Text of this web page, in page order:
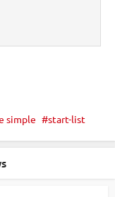
simple start-list